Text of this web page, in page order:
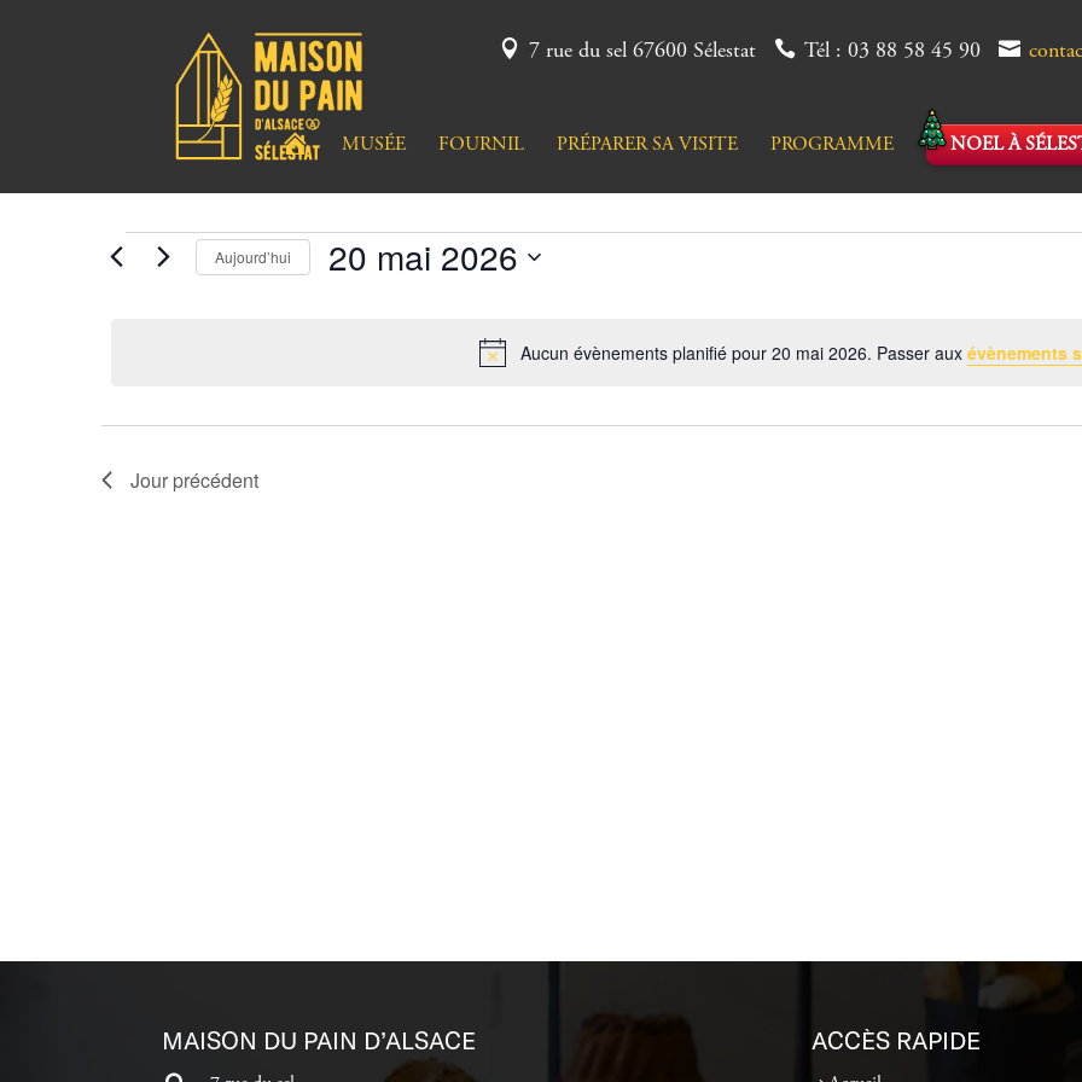
7 rue du sel 67600 Sélestat Tél : 03 88 58 45 90
A
C
U
I
L
MUSÉE FOURNIL PRÉPARER SA VISITE PROGRAMME NOEL À
Évènements
20
mai
Notice
Aucun évènements planifié pour 20 mai 2026. Passer aux évènements
Aujourd’hui 20 mai 2026
Jour précédent
MAISON DU PAIN D’ALSACE ACCÈS RAPIDE